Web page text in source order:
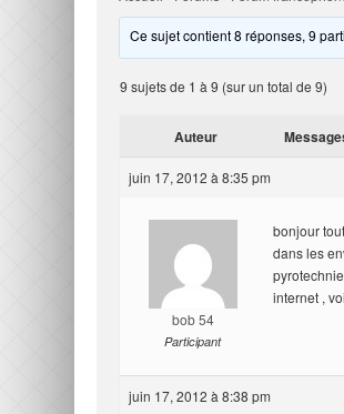
Ce sujet contient 8 réponses, 9
9 sujets de 1 à 9 (sur un total de 9)
Auteur
juin 17, 2012 à 8:35 pm
bob 54
Participant
bonjour
dans les
internet ,
juin 17, 2012 à 8:38 pm